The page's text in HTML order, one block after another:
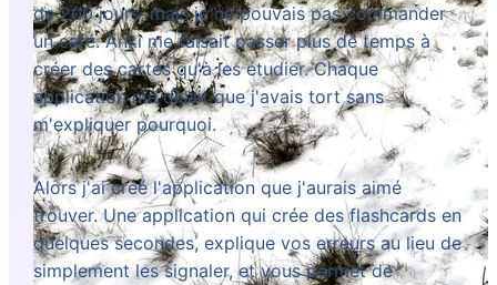
de 200 jours, mais je ne pouvais pas commander
un café. Anki me faisait passer plus de temps à
créer des cartes qu'à les étudier. Chaque
application me disait que j'avais tort sans
m'expliquer pourquoi.
Alors j'ai créé l'application que j'aurais aimé
trouver. Une application qui crée des flashcards en
quelques secondes, explique vos erreurs au lieu de
simplement les signaler, et vous permet de